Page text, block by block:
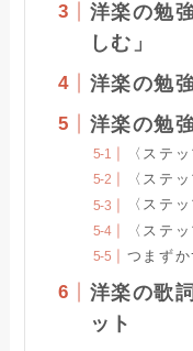
洋楽の勉
しむ」
洋楽の勉
洋楽の勉
〈ステ
〈ステ
〈ステ
〈ステ
つまずか
洋楽の歌
ット